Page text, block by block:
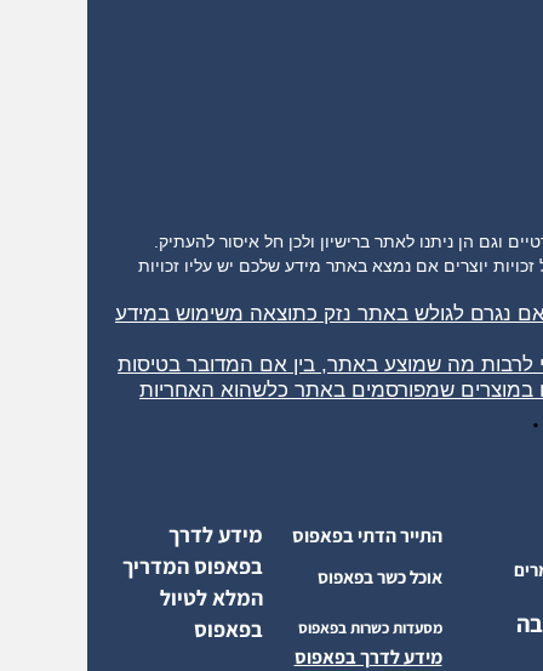
יוצרים אם נמצא באתר מידע שלכם יש עליו זכויות
נגרם לגולש באתר נזק כתוצאה משימוש במידע
לרבות מה שמוצע באתר, בין אם המדובר בטיסות
במוצרים שמפורסמים באתר כלשהוא האחריות
.
התייר הדתי בפאפוס
אוכל כשר בפאפוס
מסעדות כשרות בפאפוס
מידע לדרך בפאפוס
מידע לדרך
בפאפוס המדריך
המלא לטיול
בפאפוס